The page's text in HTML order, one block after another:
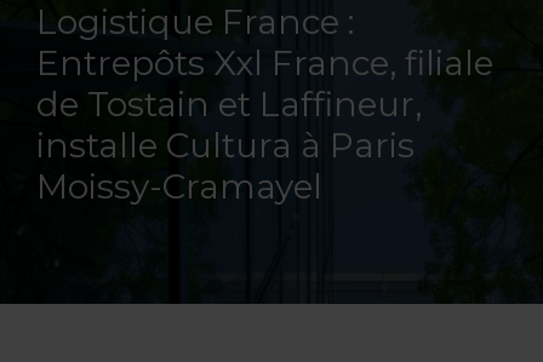
Logistique France :
Entrepôts Xxl France, filiale
de Tostain et Laffineur,
installe Cultura à Paris
Moissy-Cramayel